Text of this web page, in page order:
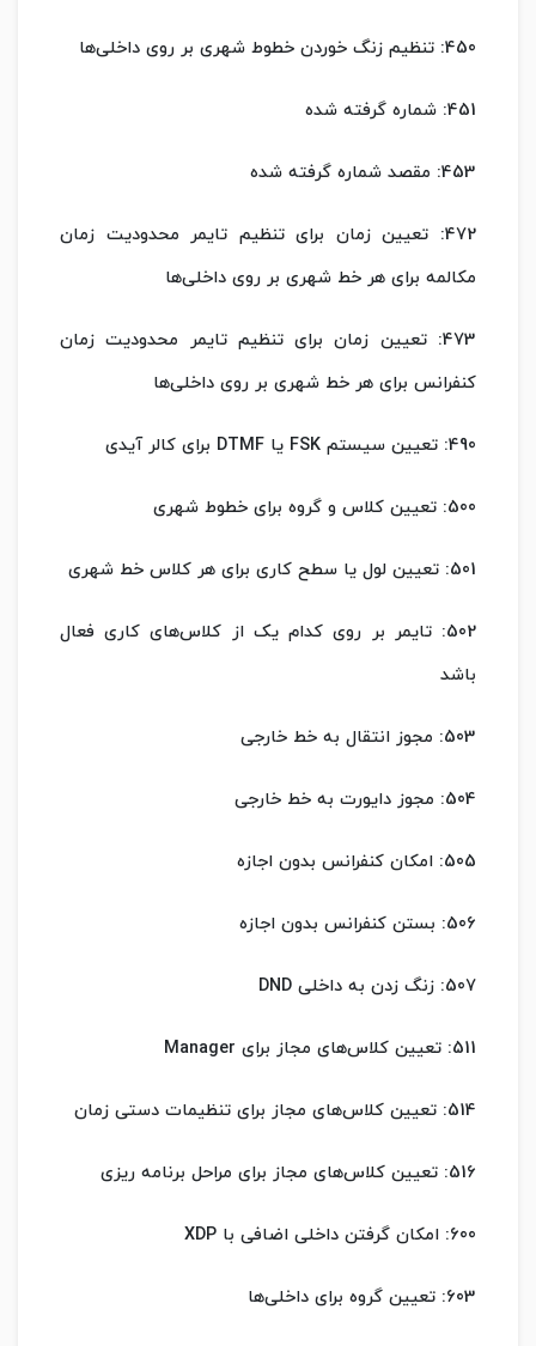
450: تنظیم زنگ خوردن خطوط شهری بر روی داخلی‌ها
451: شماره گرفته شده
453: مقصد شماره گرفته شده
472: تعیین زمان برای تنظیم تایمر محدودیت زمان
مکالمه برای هر خط شهری بر روی داخلی‌ها
473: تعیین زمان برای تنظیم تایمر محدودیت زمان
کنفرانس برای هر خط شهری بر روی داخلی‌ها
490: تعیین سیستم FSK یا DTMF برای کالر آیدی
500: تعیین کلاس و گروه برای خطوط شهری
501: تعیین لول یا سطح کاری برای هر کلاس خط شهری
502: تایمر بر روی کدام یک از کلاس‌های کاری فعال
باشد
503: مجوز انتقال به خط خارجی
504: مجوز دایورت به خط خارجی
505: امکان کنفرانس بدون اجازه
506: بستن کنفرانس بدون اجازه
507: زنگ زدن به داخلی DND
511: تعیین کلاس‌های مجاز برای Manager
514: تعیین کلاس‌های مجاز برای تنظیمات دستی زمان
516: تعیین کلاس‌های مجاز برای مراحل برنامه ریزی
600: امکان گرفتن داخلی اضافی با XDP
603: تعیین گروه برای داخلی‌ها